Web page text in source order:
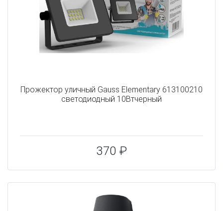
Прожектор уличный Gauss Elementary 613100210
светодиодный 10Втчерный
370 ₽